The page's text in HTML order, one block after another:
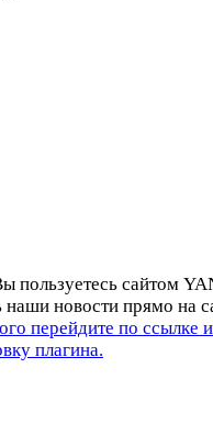
пользуетесь сайтом
наши новости прямо на
перейдите по ссылке
плагина.